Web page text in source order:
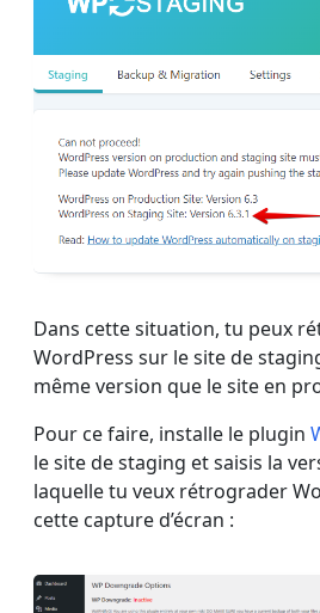
Dans cette situation, tu peux
WordPress sur le site de
même version que le site en
Pour ce faire, installe le plugin
le site de staging et saisis la
laquelle tu veux rétrograder
cette capture d’écran :